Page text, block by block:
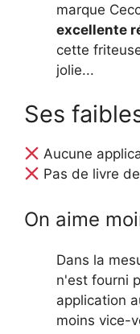
marque
excellente
cette
jolie...
Ses
Aucune
Pas de livre
On aime
Dans la
n'est fourni
application
moins vice-